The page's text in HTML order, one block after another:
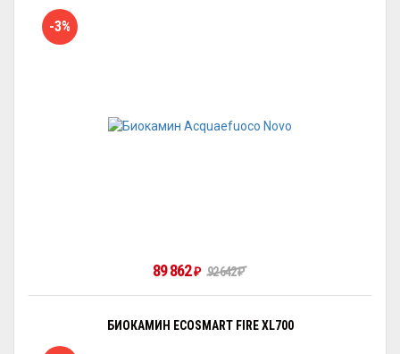
-3%
89 862₽ 92 642₽
БИОКАМИН ECOSMART FIRE XL700